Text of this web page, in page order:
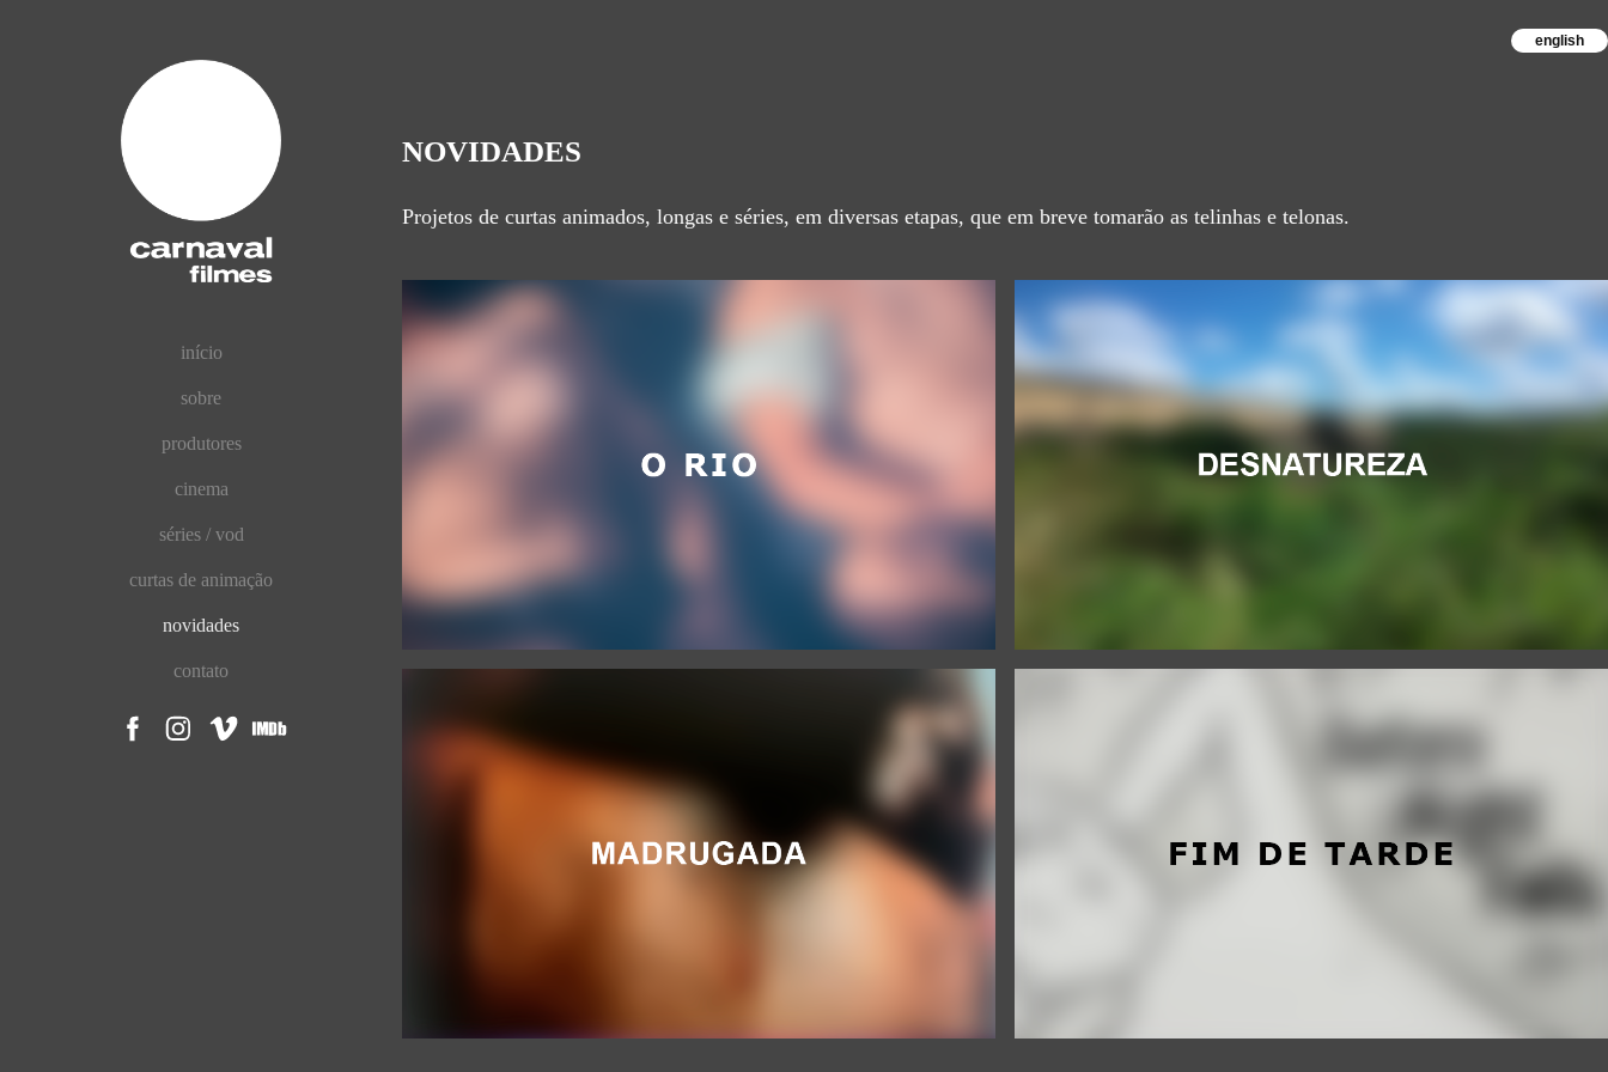
início
sobre
produtores
cinema
séries / vod
curtas de animação
novidades
contato
english
NOVIDADES
Projetos de curtas animados, longas e séries, em diversas etapas, que em breve tomarão as telinhas e telonas.